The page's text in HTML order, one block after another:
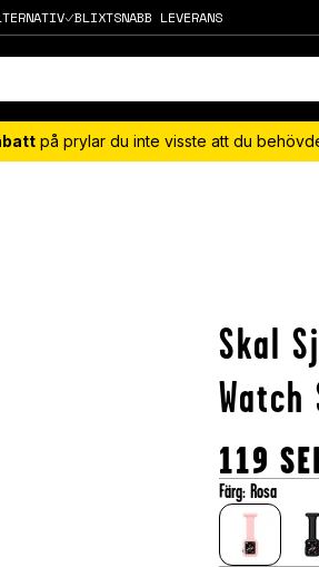
BLIXTSNABB LEVERANS
på prylar du inte visste att du
Skal
Watch
119
Färg: Rosa